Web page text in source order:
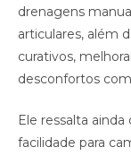
drenagens
articulares, além
curativos,
desconfortos
Ele ressalta
facilidade para